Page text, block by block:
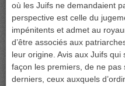
où les Juifs ne demandaient
perspective est celle du
impénitents et admet au
d’être associés aux
leur origine. Avis aux Juifs
façon les premiers, de ne pas
derniers, ceux auxquels